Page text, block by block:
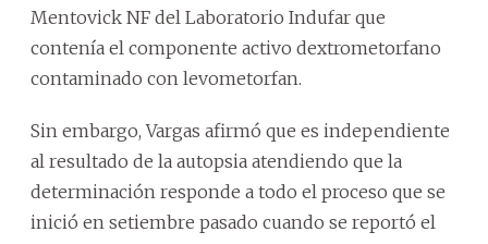
Mentovick NF del Laboratorio Indufar que
contenía el componente activo dextrometorfano
contaminado con levometorfan.
Sin embargo, Vargas afirmó que es independiente
al resultado de la autopsia atendiendo que la
determinación responde a todo el proceso que se
inició en setiembre pasado cuando se reportó el